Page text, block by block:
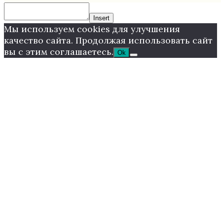
Insert
Мы используем cookies для улучшения
качество сайта. Продолжая использовать сайт
вы с этим соглашаетесь. Ok